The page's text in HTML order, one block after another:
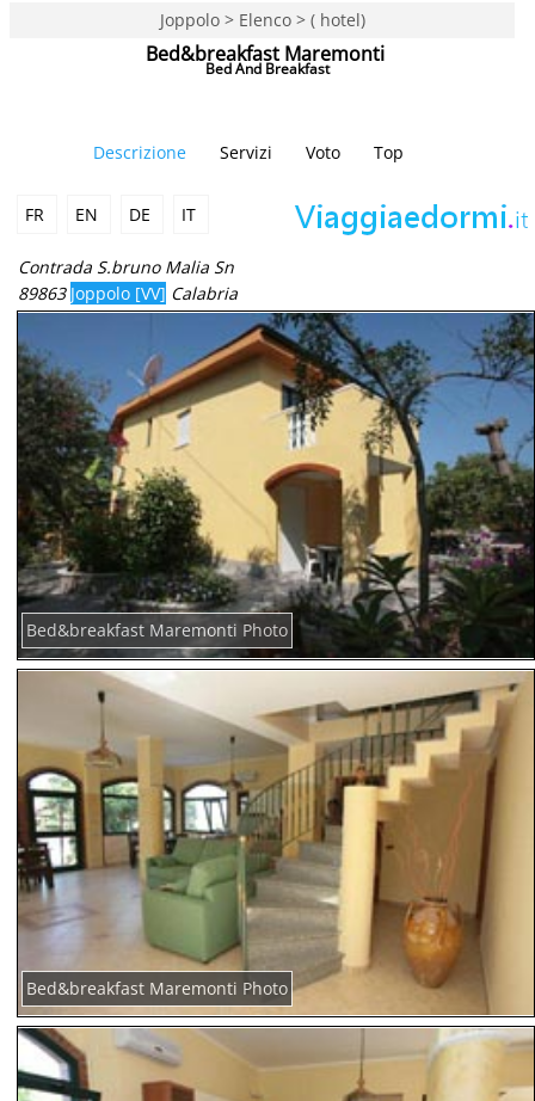
Joppolo > Elenco > ( hotel)
Bed&breakfast Maremonti
Bed And Breakfast
Descrizione Servizi Voto Top
FR EN DE IT
Contrada S.bruno Malia Sn
89863 Joppolo [VV] Calabria
Bed&breakfast Maremonti Photo
Bed&breakfast Maremonti Photo